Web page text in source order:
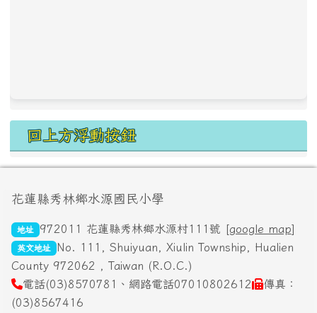
回上方浮動按鈕
頁尾區域內容
花蓮縣秀林鄉水源國民小學
地址 972011 花蓮縣秀林鄉水源村111號 [google map]
英文地址
No. 111, Shuiyuan, Xiulin Township, Hualien
County 972062 , Taiwan (R.O.C.)
電話(03)8570781、網路電話07010802612
傳真：
(03)8567416